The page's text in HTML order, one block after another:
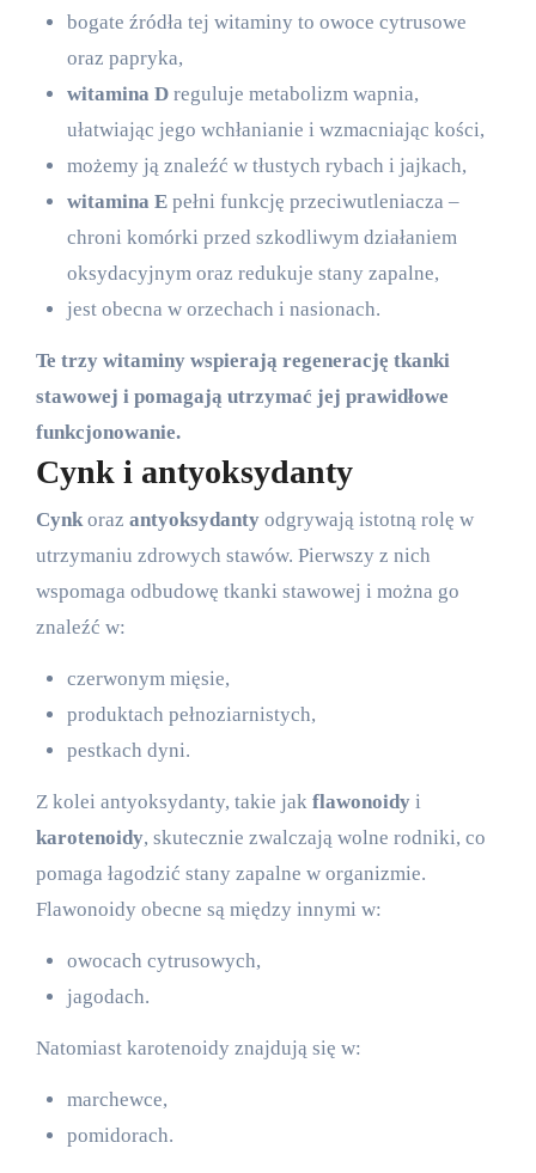
bogate źródła tej witaminy to owoce cytrusowe
oraz papryka,
witamina Dreguluje metabolizm wapnia,
ułatwiając jego wchłanianie i wzmacniając kości,
możemy ją znaleźć w tłustych rybach i jajkach,
witamina Epełni funkcję przeciwutleniacza –
chroni komórki przed szkodliwym działaniem
oksydacyjnym oraz redukuje stany zapalne,
jest obecna w orzechach i nasionach.
Te trzy witaminy wspierają regenerację tkanki
stawowej i pomagają utrzymać jej prawidłowe
funkcjonowanie.
Cynk i antyoksydanty
Cynkoraz antyoksydantyodgrywają istotną rolę w
utrzymaniu zdrowych stawów. Pierwszy z nich
wspomaga odbudowę tkanki stawowej i można go
znaleźć w:
czerwonym mięsie,
produktach pełnoziarnistych,
pestkach dyni.
Z kolei antyoksydanty, takie jak flawonoidyi
karotenoidy, skutecznie zwalczają wolne rodniki, co
pomaga łagodzić stany zapalne w organizmie.
Flawonoidy obecne są między innymi w:
owocach cytrusowych,
jagodach.
Natomiast karotenoidy znajdują się w:
marchewce,
pomidorach.